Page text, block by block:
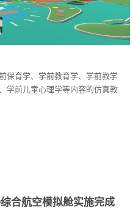
保育学、学前教育学、学前教学
学前儿童心理学等内容的仿真教
健康养老 家政服务
合航空模拟舱实施完成